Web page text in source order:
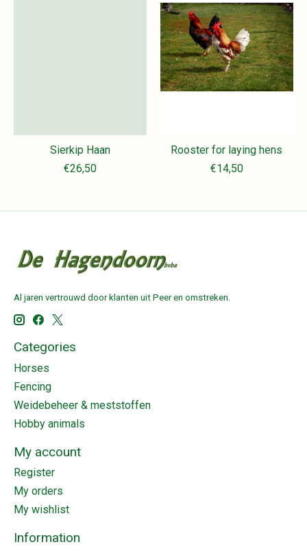
Sierkip Haan
€26,50
Rooster for laying hens
€14,50
Al jaren vertrouwd door klanten uit Peer en omstreken.
Categories
Horses
Fencing
Weidebeheer & meststoffen
Hobby animals
My account
Register
My orders
My wishlist
Information